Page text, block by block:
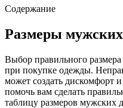
Содержание
Размеры
Выбор правильного
при покупке одежды.
может создать дискомфорт
помочь вам сделать
таблицу размеров мужских